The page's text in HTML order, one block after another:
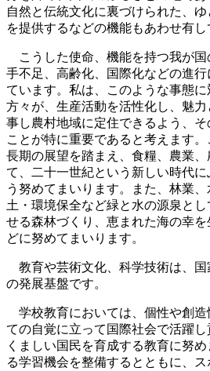
自然と伝統文化に裏づけられた、
を提供するなどの機能もあわせ有し
こうした使命、機能を持つ我が国
手不足、高齢化、国際化などの進行
ています。私は、このような事態
方々が、生産活動を活性化し、魅
事し農村地域に定住できるよう、
ことが特に重要であると考えます
長期の展望を踏まえ、食糧、農業
て、二十一世紀という新しい時代
う努めてまいります。また、林業
土・環境保全など緑と水の源泉と
せる森林づくり、恵まれた海の幸
どに努めてまいります。
教育や芸術文化、科学技術は、国
の発展基盤です。
学校教育においては、個性や創造
ての自覚に立って国際社会で活躍
くましい国民を育成する教育に努
る学習機会を整備するとともに、